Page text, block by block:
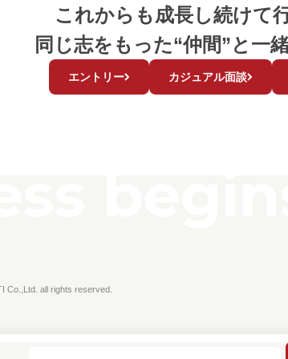
これからも成長し続けて
同じ志をもった“仲間”と一
エントリー カジュアル面談
Co.,Ltd. all rights reserved.